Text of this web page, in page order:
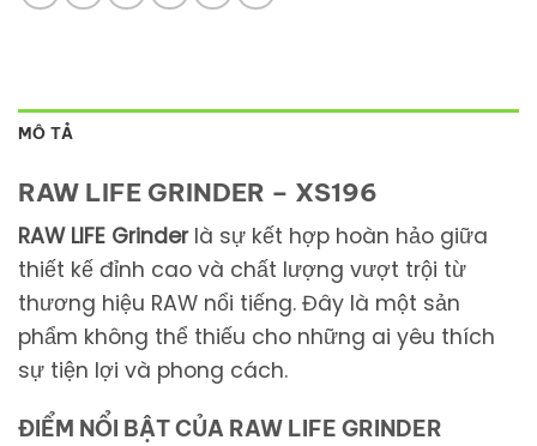
MÔ TẢ
RAW LIFE GRINDER – XS196
RAW LIFE Grinderlà sự kết hợp hoàn hảo giữa
thiết kế đỉnh cao và chất lượng vượt trội từ
thương hiệu RAW nổi tiếng. Đây là một sản
phẩm không thể thiếu cho những ai yêu thích
sự tiện lợi và phong cách.
ĐIỂM NỔI BẬT CỦA RAW LIFE GRINDER